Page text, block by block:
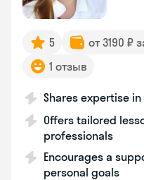
5 от 3190 ₽
1 отзыв
Shares expertise
Offers tailored
professionals
Encourages a
personal goals